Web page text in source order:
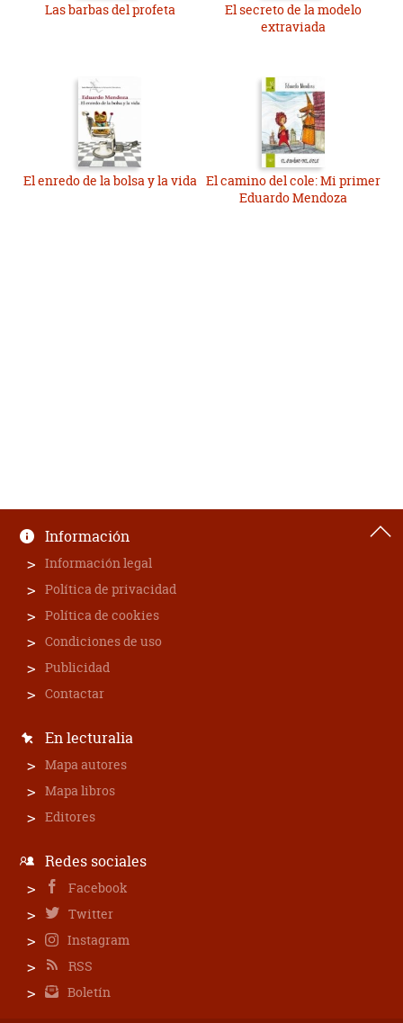
Las barbas del profeta
El secreto de la modelo
extraviada
El enredo de la bolsa y la vida El camino del cole: Mi primer
Eduardo Mendoza
Información
Información legal
Política de privacidad
Política de cookies
Condiciones de uso
Publicidad
Contactar
En lecturalia
Mapa autores
Mapa libros
Editores
Redes sociales
Facebook
Twitter
Instagram
RSS
Boletín